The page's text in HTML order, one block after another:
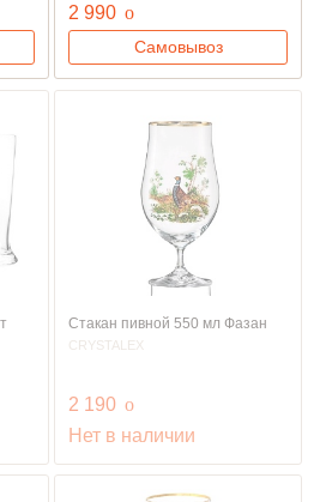
2 990 руб.
o
Самовывоз
Стакан пивной 550 мл Фазан
CRYSTALEX
2 190 руб.
o
Нет в наличии